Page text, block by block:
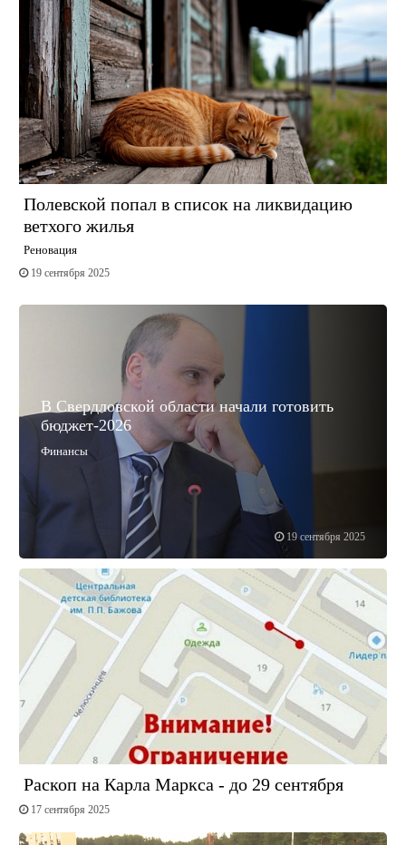
Полевской попал в список на ликвидацию
ветхого жилья
Реновация
19 сентября 2025
19 сентября 2025
В Свердловской области начали готовить
бюджет-2026
Финансы
Раскоп на Карла Маркса - до 29 сентября
17 сентября 2025